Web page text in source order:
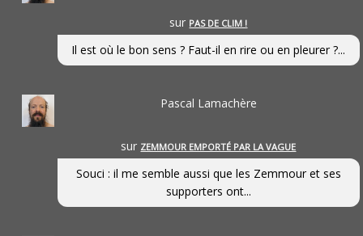
sur PAS DE CLIM !
Il est où le bon sens ? Faut-il en rire ou en pleurer ?...
Pascal Lamachère
sur ZEMMOUR EMPORTÉ PAR LA VAGUE
Souci : il me semble aussi que les Zemmour et ses
supporters ont...